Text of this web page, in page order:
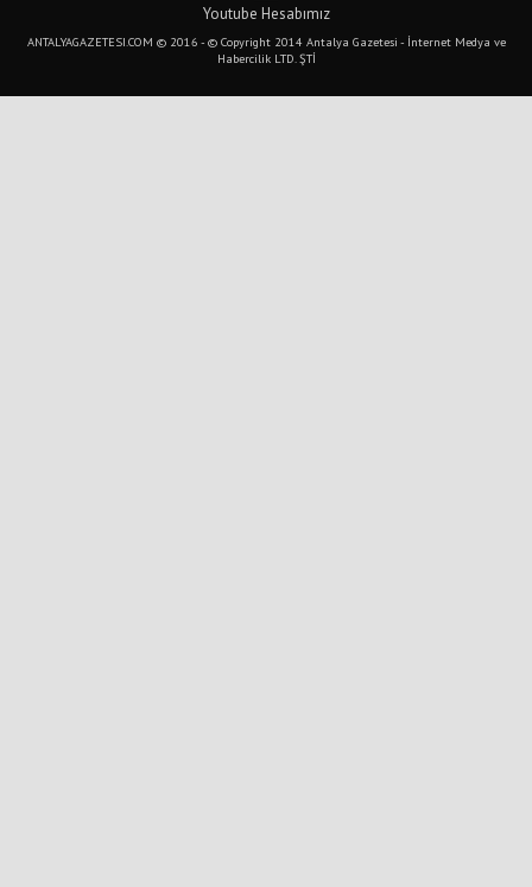
Youtube Hesabımız
ANTALYAGAZETESI.COM © 2016 - © Copyright 2014 Antalya Gazetesi - İnternet Medya ve
Habercilik LTD. ŞTİ